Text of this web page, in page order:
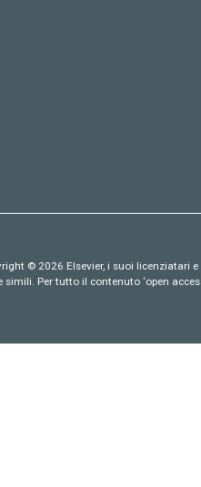
© 2026 Elsevier, i suoi
simili. Per tutto il contenuto ‘open